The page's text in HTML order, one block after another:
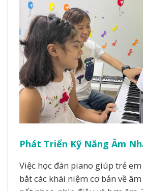
Phát Triển Kỹ Năng Âm
Việc học đàn piano giúp trẻ
bắt các khái niệm cơ bản về